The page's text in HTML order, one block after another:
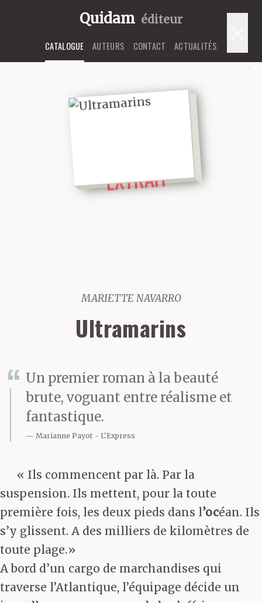
Quidam éditeur
CATALOGUE AUTEURS CONTACT ACTUALITÉS
EXTRAIT
MARIETTE NAVARRO
Ultramarins
Un premier roman à la beauté
brute, voguant entre réalisme et
fantastique.
Marianne Payot L'Express
« Ils commencent par là. Par la
suspension. Ils mettent, pour la toute
première fois, les deux pieds dans l’océan. Ils
s’y glissent. A des milliers de kilomètres de
toute plage.»
A bord d’un cargo de marchandises qui
traverse l’Atlantique, l’équipage décide un